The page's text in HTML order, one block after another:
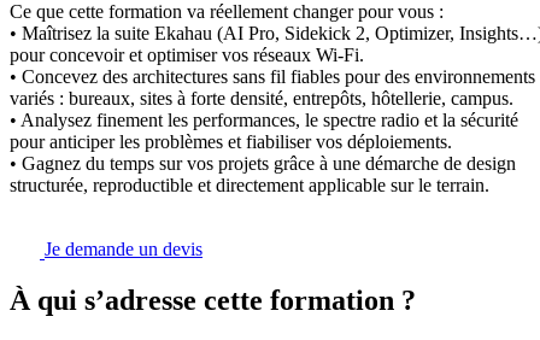
Ce que cette formation va réellement changer pour vous :
• Maîtrisez la suite Ekahau (AI Pro, Sidekick 2, Optimizer,
pour concevoir et optimiser vos réseaux Wi-Fi.
• Concevez des architectures sans fil fiables pour des environnements
variés : bureaux, sites à forte densité, entrepôts, hôtellerie, campus.
• Analysez finement les performances, le spectre radio et la sécurité
pour anticiper les problèmes et fiabiliser vos déploiements.
• Gagnez du temps sur vos projets grâce à une démarche de design
structurée, reproductible et directement applicable sur le terrain.
Je demande un devis
À qui s’adresse cette formation ?